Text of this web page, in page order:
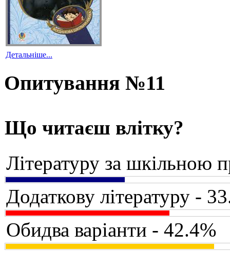
Детальніше...
Опитування №11
Що читаєш влітку?
Літературу за шкільною
Додаткову літературу -
Обидва варіанти - 42.4%